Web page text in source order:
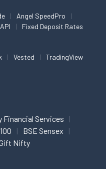
Angel SpeedPro
Fixed Deposit Rates
Vested TradingView
Financial Services
BSE Sensex
Nifty